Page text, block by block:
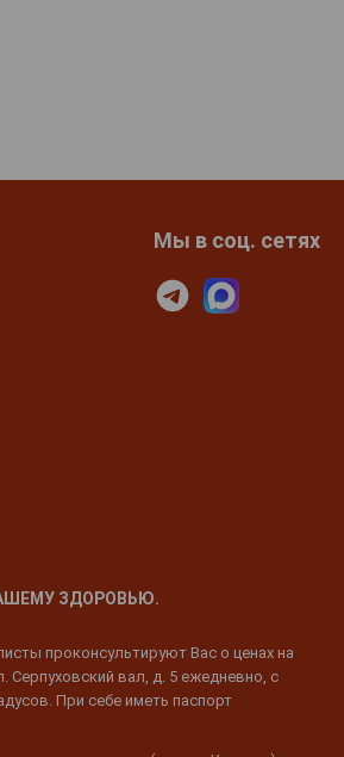
Мы в соц. сетях
ЗДОРОВЬЮ.
проконсультируют Вас о ценах на
Серпуховский вал, д. 5 ежедневно, с
При себе иметь паспорт